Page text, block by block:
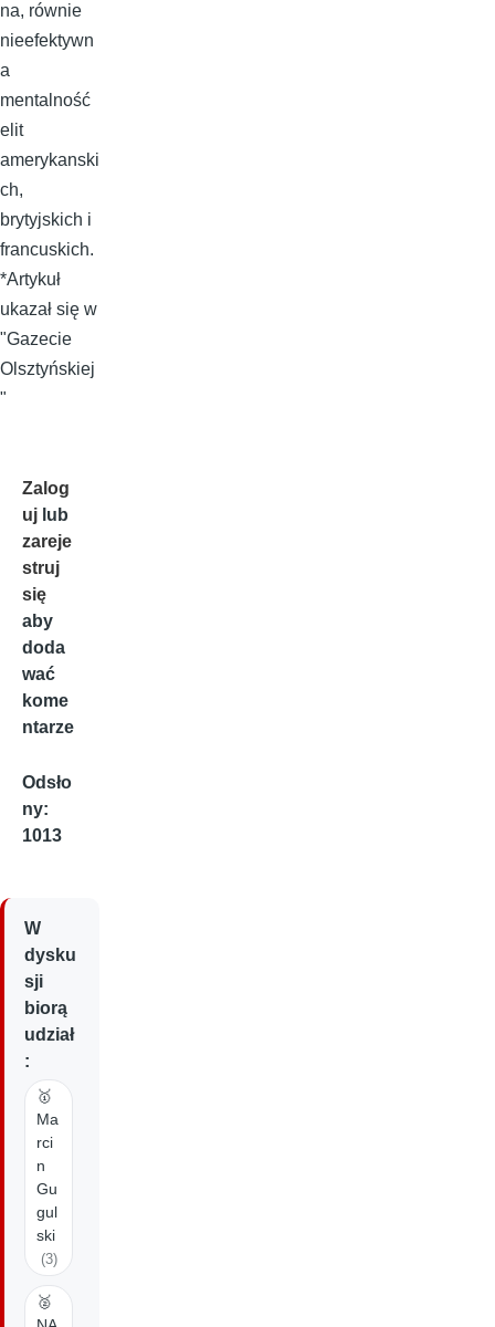
na, równie
nieefektywn
a
mentalność
elit
amerykanski
ch,
brytyjskich i
francuskich.
*Artykuł
ukazał się w
"Gazecie
Olsztyńskiej
"
Zalog
uj lub
zareje
struj
się
aby
doda
wać
kome
ntarze
Odsło
ny:
1013
W
dysku
sji
biorą
udział
:
🥇
Ma
rci
n
Gu
gul
ski
(3)
🥈